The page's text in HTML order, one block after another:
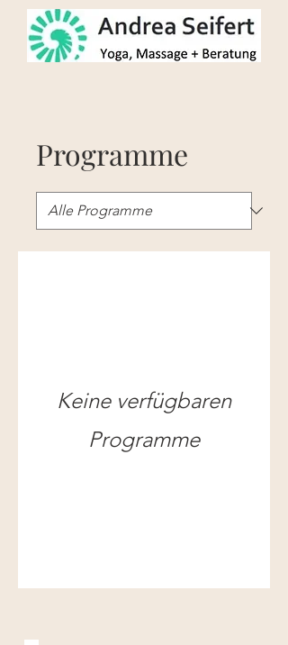
Programme
Keine verfügbaren
Programme